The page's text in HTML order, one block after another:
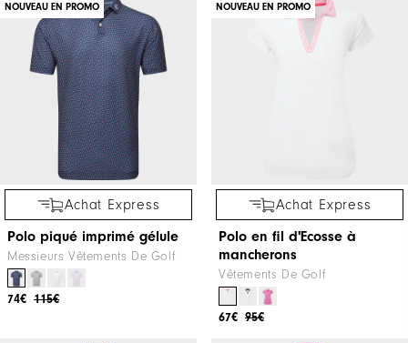
NOUVEAU EN PROMO
Achat Express
Polo piqué imprimé gélule
Messieurs Vêtements De Golf
115€
74€
NOUVEAU EN PROMO
Achat Express
Polo en fil d'Ecosse à
mancherons
Vêtements De Golf
95€
67€